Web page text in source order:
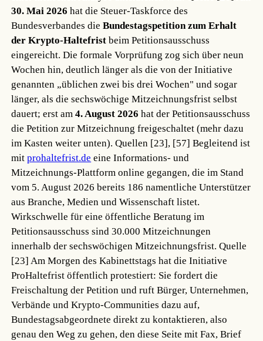
30. Mai 2026 hat die Steuer-Taskforce des
Bundesverbandes dieBundestagspetition zum Erhalt
der Krypto-Haltefrist beim Petitionsausschuss
eingereicht. Die formale Vorprüfung zog sich über neun
Wochen hin, deutlich länger als die von der Initiative
genannten „üblichen zwei bis drei Wochen" und sogar
länger, als die sechswöchige Mitzeichnungsfrist selbst
dauert; erst am4. August 2026 hat der Petitionsausschuss
die Petition zur Mitzeichnung freigeschaltet (mehr dazu
im Kasten weiter unten).Quellen [23], [57] Begleitend ist
mitprohaltefrist.de eine Informations- und
Mitzeichnungs-Plattform online gegangen, die im Stand
vom 5. August 2026 bereits 186 namentliche Unterstützer
aus Branche, Medien und Wissenschaft listet.
Wirkschwelle für eine öffentliche Beratung im
Petitionsausschuss sind 30.000 Mitzeichnungen
innerhalb der sechswöchigen Mitzeichnungsfrist.Quelle
[23] Am Morgen des Kabinettstags hat die Initiative
ProHaltefrist öffentlich protestiert: Sie fordert die
Freischaltung der Petition und ruft Bürger, Unternehmen,
Verbände und Krypto-Communities dazu auf,
Bundestagsabgeordnete direkt zu kontaktieren, also
genau den Weg zu gehen, den diese Seite mit Fax, Brief